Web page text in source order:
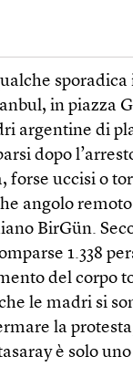
in piazza
argentine di
dopo
forse uccisi o
angolo
BirGün.
1.338
del corpo
le madri si
la
è solo